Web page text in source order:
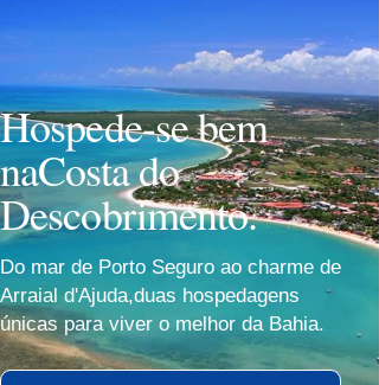
Hospede-se bem
naCosta do
Descobrimento.
Do mar de Porto Seguro ao charme de
Arraial d'Ajuda,duas hospedagens
únicas para viver o melhor da Bahia.